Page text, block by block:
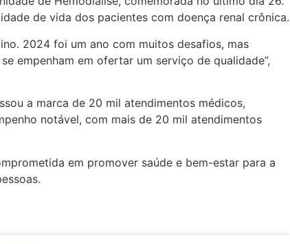
de vida dos pacientes com doença renal crônica.
2024 foi um ano com muitos desafios, mas
empenham em ofertar um serviço de qualidade”,
a marca de 20 mil atendimentos médicos,
notável, com mais de 20 mil atendimentos
em promover saúde e bem-estar para a